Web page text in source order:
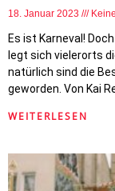
18. Januar 2023
Es ist Karneval!
legt sich vielerorts
natürlich sind die
geworden. Von Kai
WEITERLESEN